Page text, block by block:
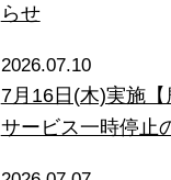
らせ
2026.07.10
7月16日(木)実施
サービス一時停止